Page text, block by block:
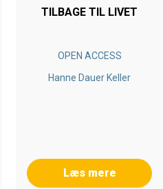
TILBAGE TIL LIVET
OPEN ACCESS
Hanne Dauer Keller
Læs mere